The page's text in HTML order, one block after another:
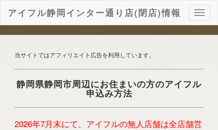
ナ
ビ
ゲ
ン
アイフル静岡インター通り店(閉店)情報
当サイトではアフィリエイト広告を利用しています。
静岡県静岡市周辺にお住まいの方のアイフル
申込み方法
2026年7月末にて、アイフルの無人店舗は全店舗営